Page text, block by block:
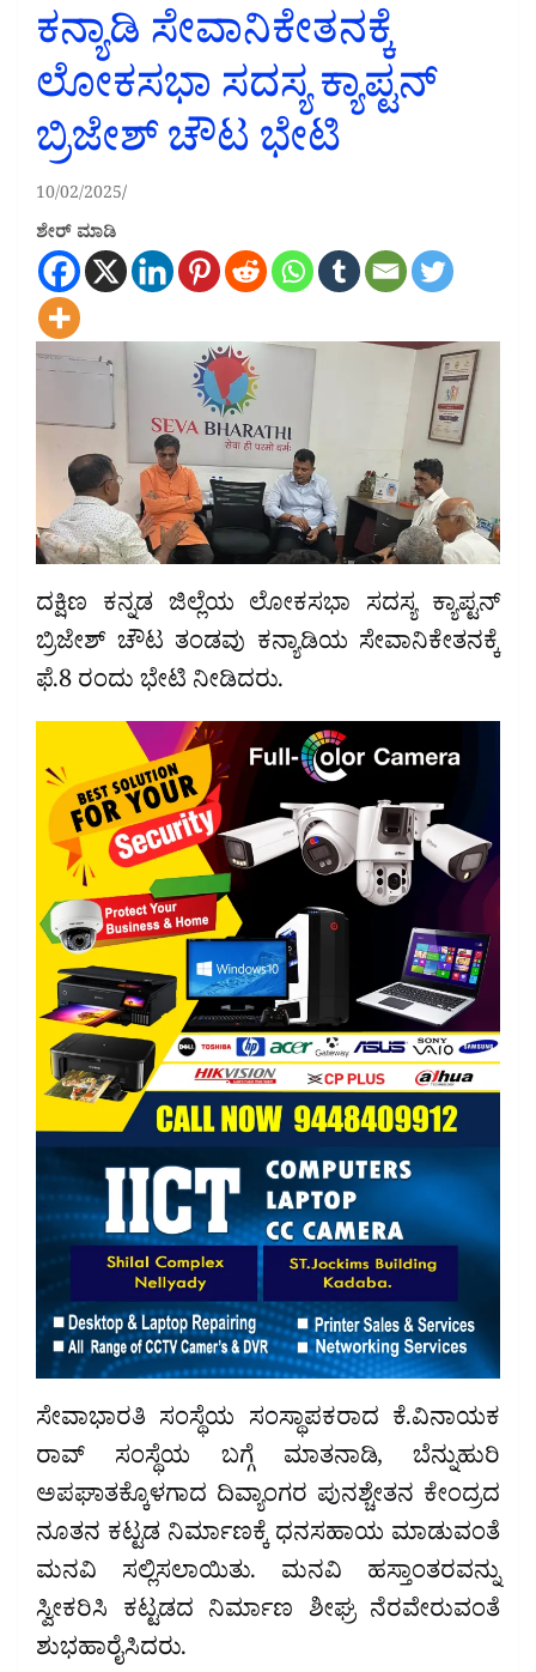
ಕನ್ಯಾಡಿ ಸೇವಾನಿಕೇತನಕ್ಕೆ
ಲೋಕಸಭಾ ಸದಸ್ಯ ಕ್ಯಾಪ್ಟನ್
ಬ್ರಿಜೇಶ್ ಚೌಟ ಭೇಟಿ
10/02/2025
ಶೇರ್ ಮಾಡಿ
ದಕ್ಷಿಣ ಕನ್ನಡ ಜಿಲ್ಲೆಯ ಲೋಕಸಭಾ ಸದಸ್ಯ ಕ್ಯಾಪ್ಟನ್
ಬ್ರಿಜೇಶ್ ಚೌಟ ತಂಡವು ಕನ್ಯಾಡಿಯ ಸೇವಾನಿಕೇತನಕ್ಕೆ
ಫೆ.8 ರಂದು ಭೇಟಿ ನೀಡಿದರು.
ಸೇವಾಭಾರತಿ ಸಂಸ್ಥೆಯ ಸಂಸ್ಥಾಪಕರಾದ ಕೆ.ವಿನಾಯಕ
ರಾವ್ ಸಂಸ್ಥೆಯ ಬಗ್ಗೆ ಮಾತನಾಡಿ, ಬೆನ್ನುಹುರಿ
ಅಪಘಾತಕ್ಕೊಳಗಾದ ದಿವ್ಯಾಂಗರ ಪುನಶ್ಚೇತನ ಕೇಂದ್ರದ
ನೂತನ ಕಟ್ಟಡ ನಿರ್ಮಾಣಕ್ಕೆ ಧನಸಹಾಯ ಮಾಡುವಂತೆ
ಮನವಿ ಸಲ್ಲಿಸಲಾಯಿತು. ಮನವಿ ಹಸ್ತಾಂತರವನ್ನು
ಸ್ವೀಕರಿಸಿ ಕಟ್ಟಡದ ನಿರ್ಮಾಣ ಶೀಘ್ರ ನೆರವೇರುವಂತೆ
ಶುಭಹಾರೈಸಿದರು.